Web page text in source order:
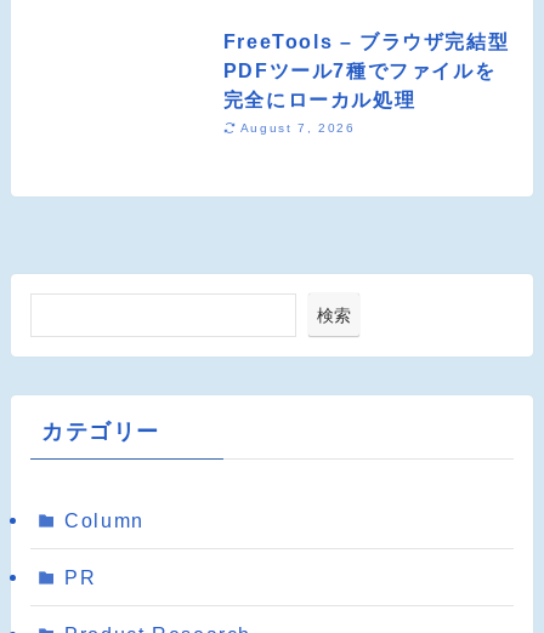
FreeTools – ブラウザ完結型
PDFツール7種でファイルを
完全にローカル処理
August 7, 2026
検索
カテゴリー
Column
PR